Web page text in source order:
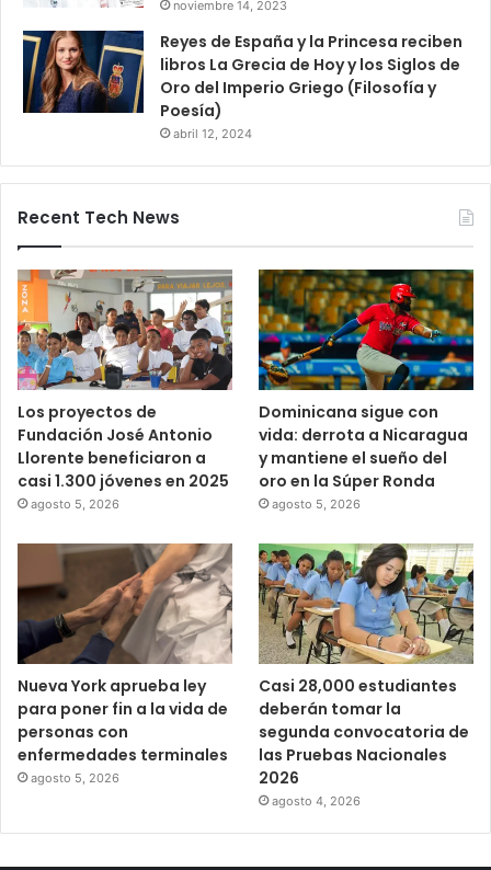
noviembre 14, 2023
Reyes de España y la Princesa reciben
libros La Grecia de Hoy y los Siglos de
Oro del Imperio Griego (Filosofía y
Poesía)
abril 12, 2024
Recent Tech News
Los proyectos de
Fundación José Antonio
Llorente beneficiaron a
casi 1.300 jóvenes en 2025
agosto 5, 2026
Dominicana sigue con
vida: derrota a Nicaragua
y mantiene el sueño del
oro en la Súper Ronda
agosto 5, 2026
Nueva York aprueba ley
para poner fin a la vida de
personas con
enfermedades terminales
agosto 5, 2026
Casi 28,000 estudiantes
deberán tomar la
segunda convocatoria de
las Pruebas Nacionales
2026
agosto 4, 2026